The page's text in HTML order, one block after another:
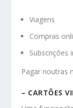
Viagens
Compras
Subscrições
Pagar noutras
– CARTÕES